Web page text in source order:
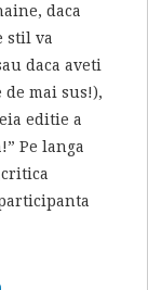
daca
stil va
daca aveti
mai sus!),
editie a
Pe langa